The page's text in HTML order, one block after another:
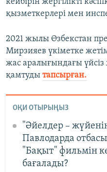
қызметкерлері мен
2021 жылы Өзбекстан
Мирзияев үкіметке
жас аралығындағы
қамтуды тапсырған.
ОҚИ ОТЫРЫҢЫЗ
"Әйелдер –
Павлодарда
"Бақыт" фильмін
бағалады?